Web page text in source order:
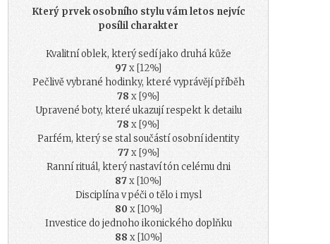
Který prvek osobního stylu vám letos nejvíc
posílil charakter
Kvalitní oblek, který sedí jako druhá kůže
97x [12%]
Pečlivě vybrané hodinky, které vyprávějí příběh
78 x [9%]
Upravené boty, které ukazují respekt k detailu
78 x [9%]
Parfém, který se stal součástí osobní identity
77x [9%]
Ranní rituál, který nastaví tón celému dni
87x [10%]
Disciplína v péči o tělo i mysl
80 x [10%]
Investice do jednoho ikonického doplňku
88 x [10%]